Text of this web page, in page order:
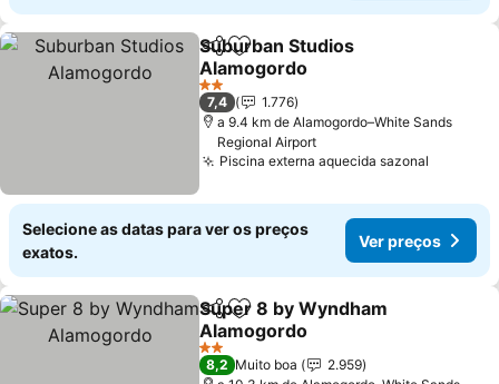
PartilharAdicionar aos favoritos
Suburban Studios
Alamogordo
Ver preços
2 Estrelas
7,4
1.776
a 9.4 km de Alamogordo–White Sands
Regional Airport
Piscina externa aquecida sazonal
Selecione as datas para ver os preços
exatos.
Ver preços
PartilharAdicionar aos favoritos
Super 8 by Wyndham
Alamogordo
Ver preços
2 Estrelas
8,2 Muito boa
2.959